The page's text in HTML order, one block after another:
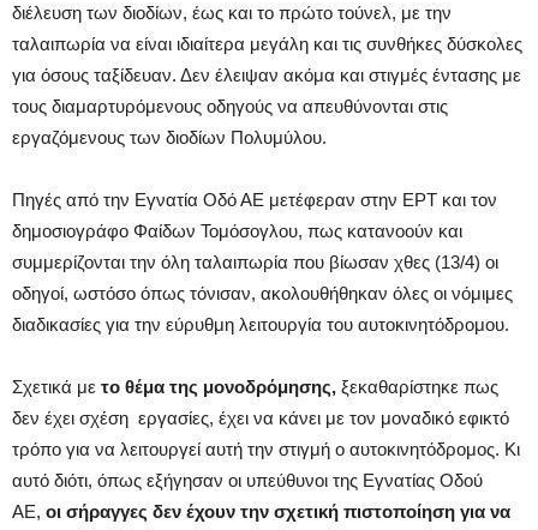
διέλευση των διοδίων, έως και το πρώτο τούνελ, με την
ταλαιπωρία να είναι ιδιαίτερα μεγάλη και τις συνθήκες δύσκολες
για όσους ταξίδευαν. Δεν έλειψαν ακόμα και στιγμές έντασης με
τους διαμαρτυρόμενους οδηγούς να απευθύνονται στις
εργαζόμενους των διοδίων Πολυμύλου.
Πηγές από την Εγνατία Οδό ΑΕ μετέφεραν στην ΕΡΤ και τον
δημοσιογράφο Φαίδων Τομόσογλου, πως κατανοούν και
συμμερίζονται την όλη ταλαιπωρία που βίωσαν χθες (13/4) οι
οδηγοί, ωστόσο όπως τόνισαν, ακολουθήθηκαν όλες οι νόμιμες
διαδικασίες για την εύρυθμη λειτουργία του αυτοκινητόδρομου.
Σχετικά με το θέμα της μονοδρόμησης, ξεκαθαρίστηκε πως
δεν έχει σχέση εργασίες, έχει να κάνει με τον μοναδικό εφικτό
τρόπο για να λειτουργεί αυτή την στιγμή ο αυτοκινητόδρομος. Κι
αυτό διότι, όπως εξήγησαν οι υπεύθυνοι της Εγνατίας Οδού
ΑΕ, οι σήραγγες δεν έχουν την σχετική πιστοποίηση για να